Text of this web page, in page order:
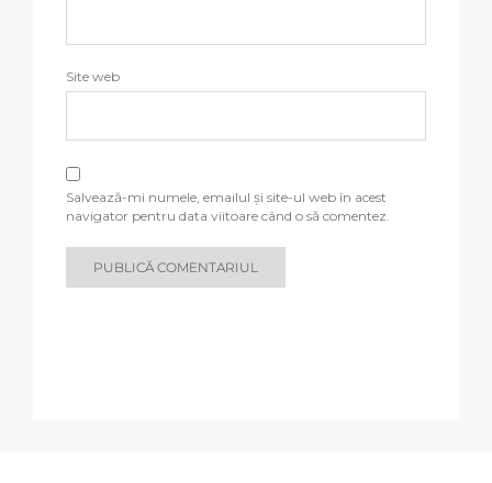
Site web
Salvează-mi numele, emailul și site-ul web în acest
navigator pentru data viitoare când o să comentez.